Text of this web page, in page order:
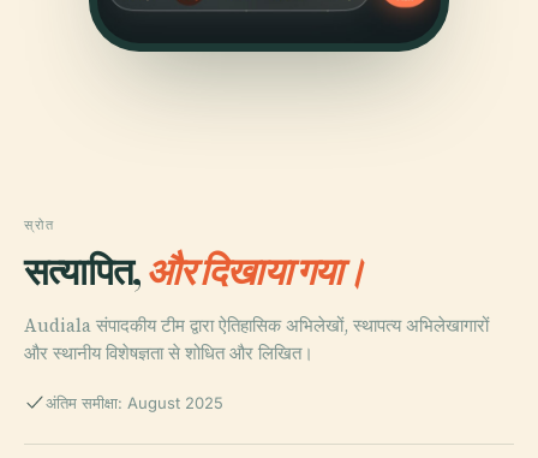
स्रोत
सत्यापित,और दिखाया गया।
Audiala संपादकीय टीम द्वारा ऐतिहासिक अभिलेखों, स्थापत्य अभिलेखागारों
और स्थानीय विशेषज्ञता से शोधित और लिखित।
अंतिम समीक्षा: August 2025